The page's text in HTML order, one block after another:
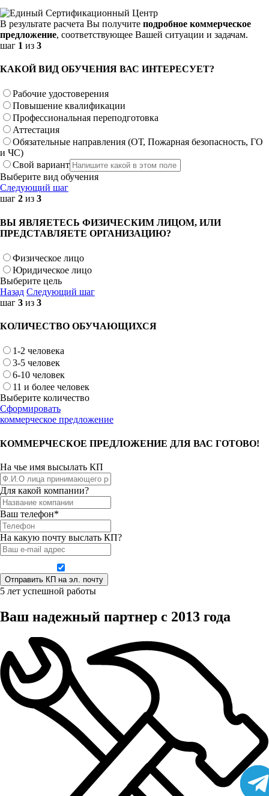
В результате расчета Вы получите подробное коммерческое
предложение, соответствующее Вашей ситуации и задачам.
шаг 1 из 3
КАКОЙ ВИД ОБУЧЕНИЯ ВАС ИНТЕРЕСУЕТ?
Рабочие удостоверения
Повышение квалификации
Профессиональная переподготовка
Аттестация
Обязательные направления (ОТ, Пожарная безопасность, ГО
и ЧС)
Свой вариант
Выберите вид обучения
Следующий шаг
шаг 2 из 3
ВЫ ЯВЛЯЕТЕСЬ ФИЗИЧЕСКИМ ЛИЦОМ, ИЛИ
ПРЕДСТАВЛЯЕТЕ ОРГАНИЗАЦИЮ?
Физическое лицо
Юридическое лицо
Выберите цель
Назад Следующий шаг
шаг 3 из 3
КОЛИЧЕСТВО ОБУЧАЮЩИХСЯ
1-2 человека
3-5 человек
6-10 человек
11 и более человек
Выберите количество
Сформировать
коммерческое предложение
КОММЕРЧЕСКОЕ ПРЕДЛОЖЕНИЕ ДЛЯ ВАС ГОТОВО!
На чье имя высылать КП
Для какой компании?
Ваш телефон*
На какую почту выслать КП?
5 лет успешной работы
Ваш надежный партнер с 2013 года